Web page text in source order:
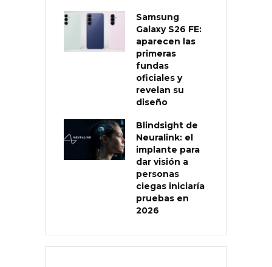
Samsung
Galaxy S26 FE:
aparecen las
primeras
fundas
oficiales y
revelan su
diseño
Blindsight de
Neuralink: el
implante para
dar visión a
personas
ciegas iniciaría
pruebas en
2026